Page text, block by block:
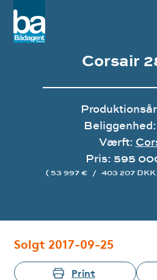
Corsair
Værft:
Pris: 595
( 53 997 € / 403 207 DKK
Solgt 2017-09-25
Print